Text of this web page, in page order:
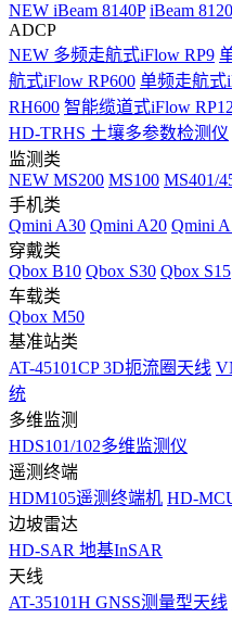
NEW iBeam 8140P iBeam 8120
ADCP
NEW 多频走航式iFlow RP9
航式iFlow RP600 单频走航式
RH600 智能缆道式iFlow
HD-TRHS 土壤多参数检测仪
监测类
NEW MS200 MS100 MS401/
手机类
Qmini A30 Qmini A20 Qmini
穿戴类
Qbox B10 Qbox S30 Qbox S15
车载类
Qbox M50
基准站类
AT-45101CP 3D扼流圈天线
统
多维监测
HDS101/102多维监测仪
遥测终端
HDM105遥测终端机 HD-
边坡雷达
HD-SAR 地基InSAR
天线
AT-35101H GNSS测量型天线